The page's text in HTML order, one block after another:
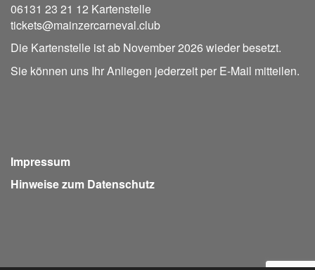
06131 23 21 12 Kartenstelle
tickets@mainzercarneval.club
Die Kartenstelle ist ab November 2026 wieder besetzt.
Sie können uns Ihr Anliegen jederzeit per E-Mail mitteilen.
Impressum
Hinweise zum Datenschutz